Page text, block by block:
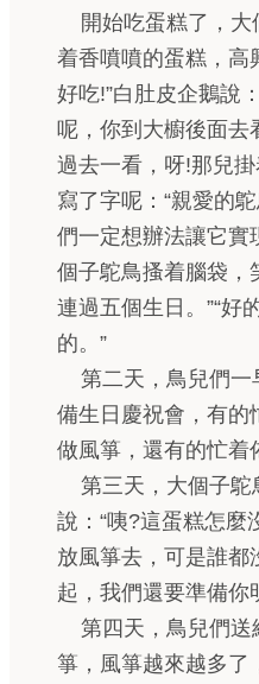
開始吃蛋糕了，大
着香噴噴的蛋糕，高
好吃!”白肚皮企鵝說
呢，你到大櫥後面去
過去一看，呀!那兒
寫了字呢：“親愛的
們一定想辦法讓它
個子鴕鳥搔着腦袋，
連過五個生日。”“好
的。”
第二天，鳥兒們一
備生日慶祝會，有的
做風箏，還有的忙着
第三天，大個子鴕
說：“咦?這蛋糕怎麼
放風箏去，可是誰都
起，我們還要準備你
第四天，鳥兒們送
箏，風箏越來越多了